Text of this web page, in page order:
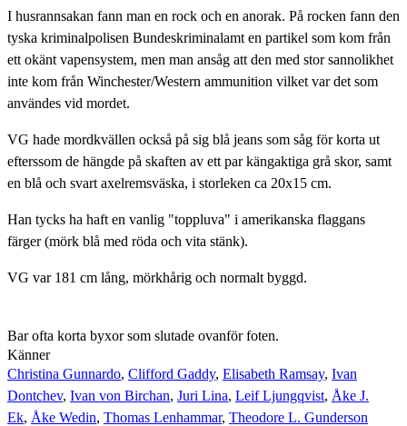
I husrannsakan fann man en rock och en anorak. På rocken fann den
tyska kriminalpolisen Bundeskriminalamt en partikel som kom från
ett okänt vapensystem, men man ansåg att den med stor sannolikhet
inte kom från Winchester/Western ammunition vilket var det som
användes vid mordet.
VG hade mordkvällen också på sig blå jeans som såg för korta ut
efterssom de hängde på skaften av ett par kängaktiga grå skor, samt
en blå och svart axelremsväska, i storleken ca 20x15 cm.
Han tycks ha haft en vanlig "toppluva" i amerikanska flaggans
färger (mörk blå med röda och vita stänk).
VG var 181 cm lång, mörkhårig och normalt byggd.
Bar ofta korta byxor som slutade ovanför foten.
Känner
Christina Gunnardo, Clifford Gaddy, Elisabeth Ramsay, Ivan
Dontchev, Ivan von Birchan, Juri Lina, Leif Ljungqvist, Åke J.
Ek, Åke Wedin, Thomas Lenhammar, Theodore L. Gunderson